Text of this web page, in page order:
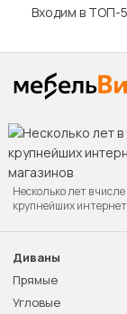
Входим в ТОП-
Несколько лет в числе
крупнейших
Диваны
Прямые
Угловые